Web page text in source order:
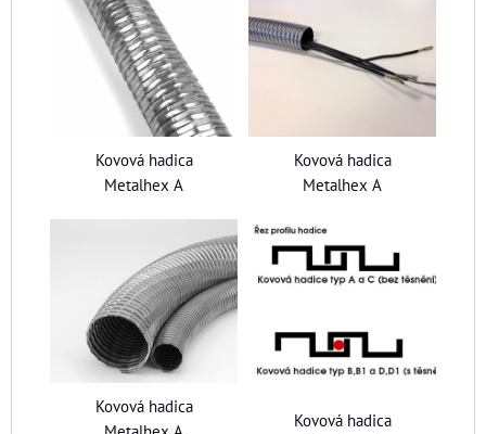
Kovová hadica
Metalhex A
Kovová hadica
Metalhex A
Kovová hadica
Kovová hadica